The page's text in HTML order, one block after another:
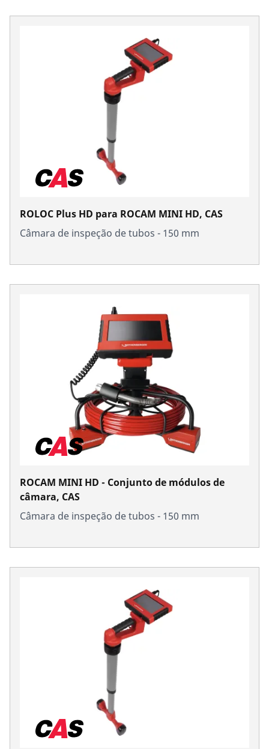
ROLOC Plus HD para ROCAM MINI HD, CAS
Câmara de inspeção de tubos - 150 mm
ROCAM MINI HD - Conjunto de módulos de
câmara, CAS
Câmara de inspeção de tubos - 150 mm